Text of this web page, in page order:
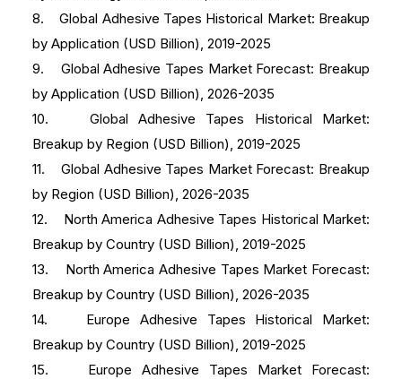
8. Global Adhesive Tapes Historical Market: Breakup
by Application (USD Billion), 2019-2025
9. Global Adhesive Tapes Market Forecast: Breakup
by Application (USD Billion), 2026-2035
10. Global Adhesive Tapes Historical Market:
Breakup by Region (USD Billion), 2019-2025
11. Global Adhesive Tapes Market Forecast: Breakup
by Region (USD Billion), 2026-2035
12. North America Adhesive Tapes Historical Market:
Breakup by Country (USD Billion), 2019-2025
13. North America Adhesive Tapes Market Forecast:
Breakup by Country (USD Billion), 2026-2035
14. Europe Adhesive Tapes Historical Market:
Breakup by Country (USD Billion), 2019-2025
15. Europe Adhesive Tapes Market Forecast: